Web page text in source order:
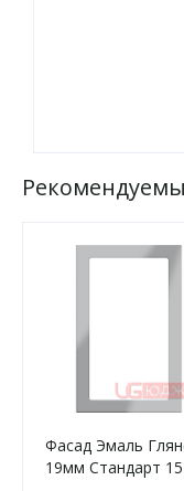
Фасад Эмаль
19мм Стандарт 15